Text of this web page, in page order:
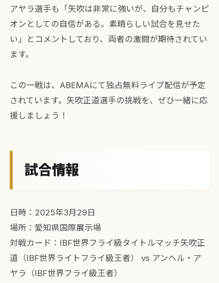
アヤラ選手も「矢吹は非常に強いが、自分もチャンピ
オンとしての自信がある。素晴らしい試合を見せた
い」とコメントしており、両者の激闘が期待されてい
ます。
この一戦は、ABEMAにて独占無料ライブ配信が予定
されています。矢吹正道選手の挑戦を、ぜひ一緒に応
援しましょう！
試合情報
日時：2025年3月29日
場所：愛知県国際展示場
対戦カード：IBF世界フライ級タイトルマッチ矢吹正
道（IBF世界ライトフライ級王者） vs アンヘル・ア
ヤラ（IBF世界フライ級王者）